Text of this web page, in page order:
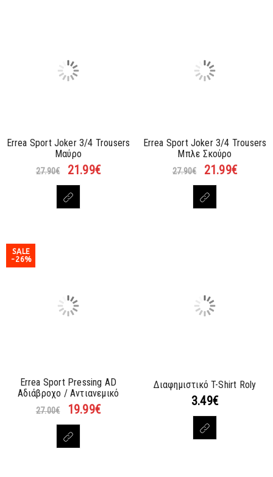
Errea Sport Joker 3/4 Trousers
Μαύρο
27.90€ 21.99€
Errea Sport Joker 3/4 Trousers
Μπλε Σκούρο
27.90€ 21.99€
SALE
-26%
Errea Sport Pressing AD
Αδιάβροχο / Αντιανεμικό
27.00€ 19.99€
Διαφημιστικό T-Shirt Roly
3.49€